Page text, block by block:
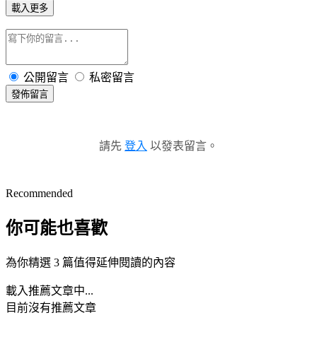
載入更多
公開留言 私密留言
發佈留言
請先 登入 以發表留言。
Recommended
你可能也喜歡
為你精選 3 篇值得延伸閱讀的內容
載入推薦文章中...
目前沒有推薦文章